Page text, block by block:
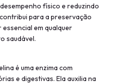
físico e reduzindo
para a preservação
essencial em qualquer
saudável.
é uma enzima com
e digestivas. Ela auxilia na